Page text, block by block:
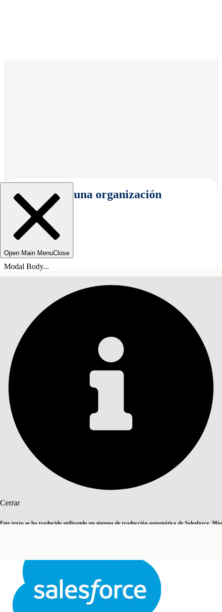
Seleccionar una organización
Open Main MenuClose
Modal Body...
Cerrar
Este texto se ha traducido utilizando un sistema de traducción automática de Salesforce. Más
Cerrar Cerrar
Índice de materias
ÍNDICE DE MATERIAS
Buscar